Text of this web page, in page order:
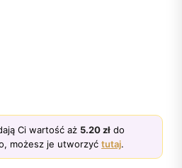
Ci wartość aż 5.20zł do
możesz je utworzyć tutaj.